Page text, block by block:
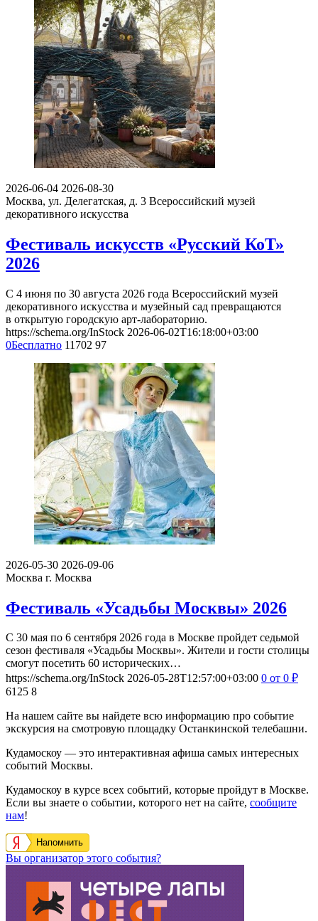
2026-06-04 2026-08-30
Москва, ул. Делегатская, д. 3 Всероссийский музей
декоративного искусства
Фестиваль искусств «Русский КоТ»
2026
С 4 июня по 30 августа 2026 года Всероссийский музей
декоративного искусства и музейный сад превращаются
в открытую городскую арт-лабораторию.
https://schema.org/InStock 2026-06-02T16:18:00+03:00
0Бесплатно 11702 97
2026-05-30 2026-09-06
Москва г. Москва
Фестиваль «Усадьбы Москвы» 2026
С 30 мая по 6 сентября 2026 года в Москве пройдет седьмой
сезон фестиваля «Усадьбы Москвы». Жители и гости столицы
смогут посетить 60 исторических…
https://schema.org/InStock 2026-05-28T12:57:00+03:00 0 от 0 ₽
6125 8
На нашем сайте вы найдете всю информацию про событие
экскурсия на смотровую площадку Останкинской телебашни.
Кудамоскоу — это интерактивная афиша самых интересных
событий Москвы.
Кудамоскоу в курсе всех событий, которые пройдут в Москве.
Если вы знаете о событии, которого нет на сайте, сообщите
нам!
Напомнить
Вы организатор этого события?